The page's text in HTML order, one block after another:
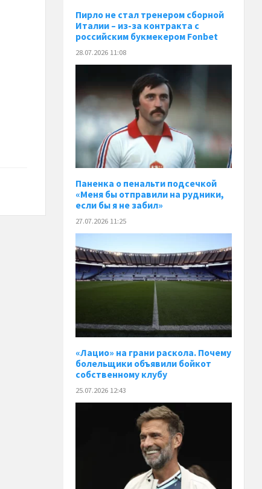
Пирло не стал тренером сборной
Италии – из-за контракта с
российским букмекером Fonbet
28.07.2026 11:08
Паненка o пенальти подсечкой
«Меня бы отправили на рудники,
если бы я не забил»
27.07.2026 11:25
«Лацио» на грани раскола. Почему
болельщики объявили бойкот
собственному клубу
25.07.2026 12:43